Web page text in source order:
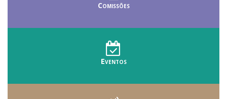
Comissões
Eventos